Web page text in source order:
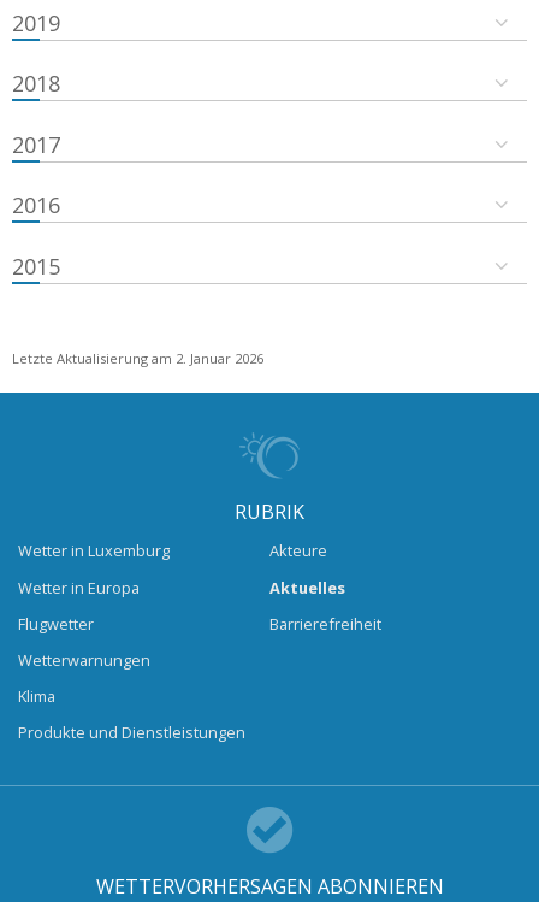
2019
2018
2017
2016
2015
Letzte Aktualisierung am 2. Januar 2026
RUBRIK
Wetter in Luxemburg
Wetter in Europa
Flugwetter
Wetterwarnungen
Klima
Produkte und Dienstleistungen
Akteure
Aktuelles
Barrierefreiheit
WETTERVORHERSAGEN ABONNIEREN